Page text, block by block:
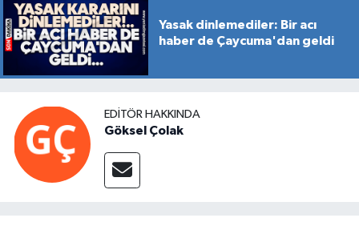
Yasak dinlemediler: Bir acı
haber de Çaycuma'dan geldi
EDITÖR HAKKINDA
Göksel Çolak